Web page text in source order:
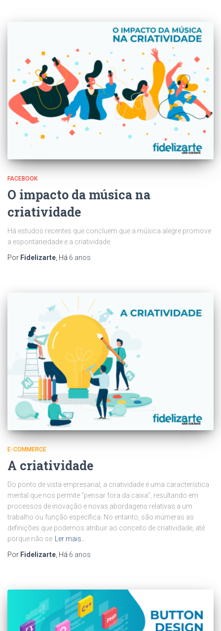
FACEBOOK
O impacto da música na
criatividade
Há estudos recentes que concluem que a música alegre promove
a espontaneidade e a criatividade.
Por Fidelizarte , Há 6 anos
E-COMMERCE
A criatividade
Do ponto de vista empresarial, a criatividade é uma característica
mental que nos permite “pensar fora da caixa”, resultando em
processos de inovação e novas abordagens relativas a um
trabalho ou função específica. No entanto, são inúmeras as
definições que podemos atribuir ao conceito de criatividade, até
porque não se
Ler mais…
Por Fidelizarte , Há 6 anos